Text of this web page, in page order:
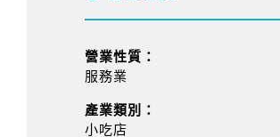
營業性質：
服務業
產業類別：
小吃店